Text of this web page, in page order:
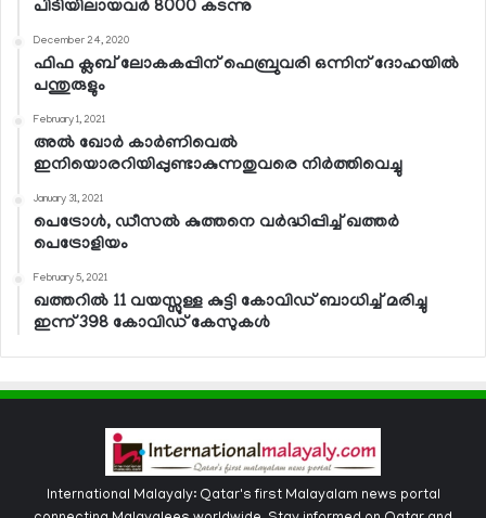
പിടിയിലായവര്‍ 8000 കടന്നു
December 24, 2020
ഫിഫ ക്ലബ് ലോകകപ്പിന് ഫെബ്രുവരി ഒന്നിന് ദോഹയില്‍
പന്തുരുളും
February 1, 2021
അല്‍ ഖോര്‍ കാര്‍ണിവെല്‍
ഇനിയൊരറിയിപ്പുണ്ടാകുന്നതുവരെ നിര്‍ത്തിവെച്ചു
January 31, 2021
പെട്രോള്‍, ഡീസല്‍ കുത്തനെ വര്‍ദ്ധിപ്പിച്ച് ഖത്തര്‍
പെട്രോളിയം
February 5, 2021
ഖത്തറില്‍ 11 വയസ്സുള്ള കുട്ടി കോവിഡ് ബാധിച്ച് മരിച്ചു
ഇന്ന് 398 കോവിഡ് കേസുകള്‍
International Malayaly: Qatar's first Malayalam news portal